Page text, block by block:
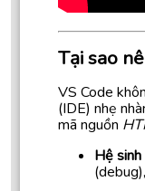
Tại sao
VS Code
(IDE) nhẹ
mã nguồn
Hệ